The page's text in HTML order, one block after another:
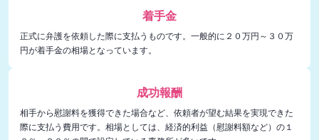
着手金
正式に弁護を依頼した際に支払うものです。一般的に２０万円～３０万
円が着手金の相場となっています。
成功報酬
相手から慰謝料を獲得できた場合など、依頼者が望む結果を実現できた
際に支払う費用です。相場としては、経済的利益（慰謝料額など）の１